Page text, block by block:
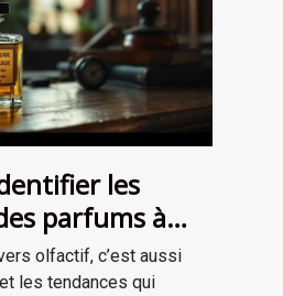
les
parfums à
?
olfactif, c’est aussi
les tendances qui